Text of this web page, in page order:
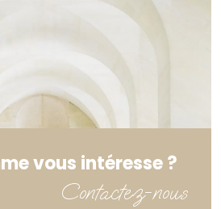
vous intéresse ?
Contactez-nous